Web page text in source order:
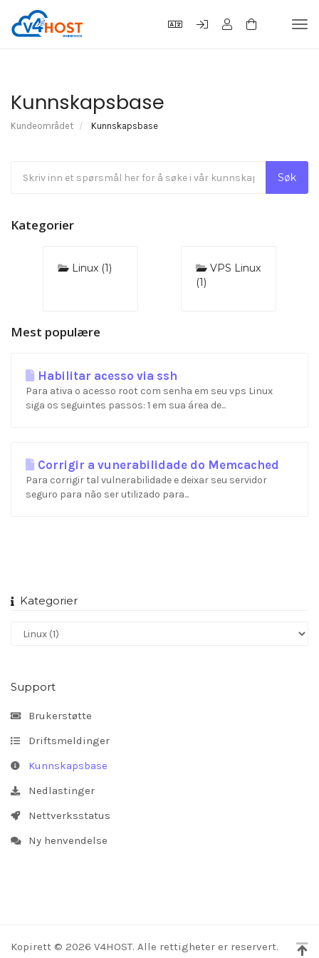
Kunnskapsbase
Kundeområdet Kunnskapsbase
Kategorier
Support
Brukerstøtte
Driftsmeldinger
Kunnskapsbase
Nedlastinger
Nettverksstatus
Ny henvendelse
Kategorier
Linux (1)
VPS Linux
(1)
Mest populære
Habilitar acesso via ssh
Para ativa o acesso root com senha em seu vps Linux
siga os seguintes passos: 1 em sua área de...
Corrigir a vunerabilidade do Memcached
Para corrigir tal vulnerabilidade e deixar seu servidor
seguro para não ser utilizado para...
Kopirett © 2026 V4HOST. Alle rettigheter er reservert.